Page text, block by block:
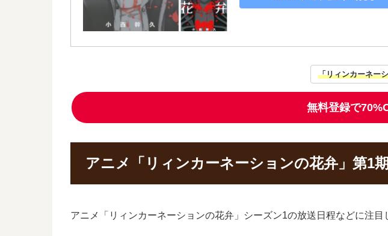
「リィンカーネー
無料登録で
アニメ「リィンカーネーションの花弁」第1
アニメ「リィンカーネーションの花弁」シーズン1の放送日程などに注目